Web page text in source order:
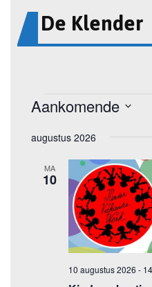
De Klender